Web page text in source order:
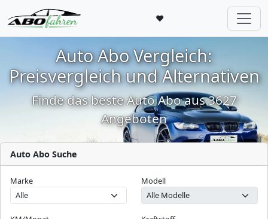
♥
Auto Abo Vergleich:
Preisvergleich und Alternativen
Finde das beste Auto Abo aus 3627
Angeboten
Auto Abo Suche
Marke Modell